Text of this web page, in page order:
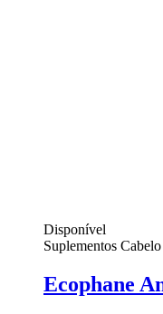
Disponível
Suplementos
Ecophane